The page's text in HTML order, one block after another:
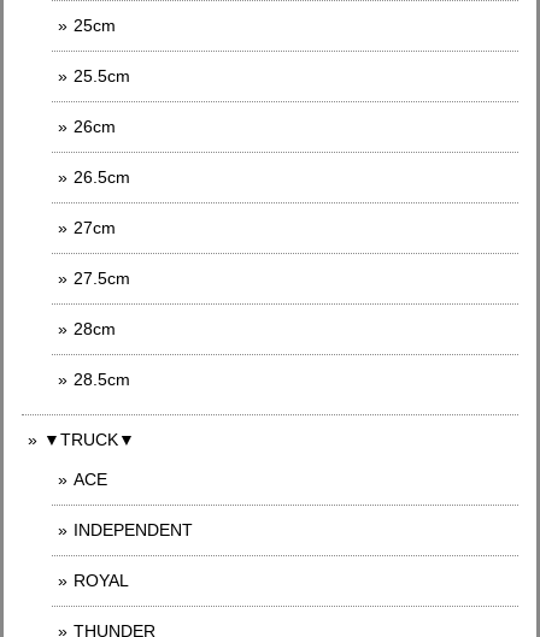
25cm
25.5cm
26cm
26.5cm
27cm
27.5cm
28cm
28.5cm
▼TRUCK▼
ACE
INDEPENDENT
ROYAL
THUNDER